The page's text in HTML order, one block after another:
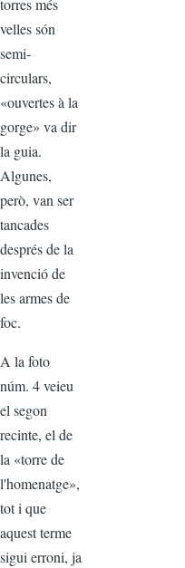
torres més
velles són
semi-
circulars,
«ouvertes à la
gorge» va dir
la guia.
Algunes,
però, van ser
tancades
després de la
invenció de
les armes de
foc.
A la foto
núm. 4 veieu
el segon
recinte, el de
la «torre de
l'homenatge»,
tot i que
aquest terme
sigui erroni, ja